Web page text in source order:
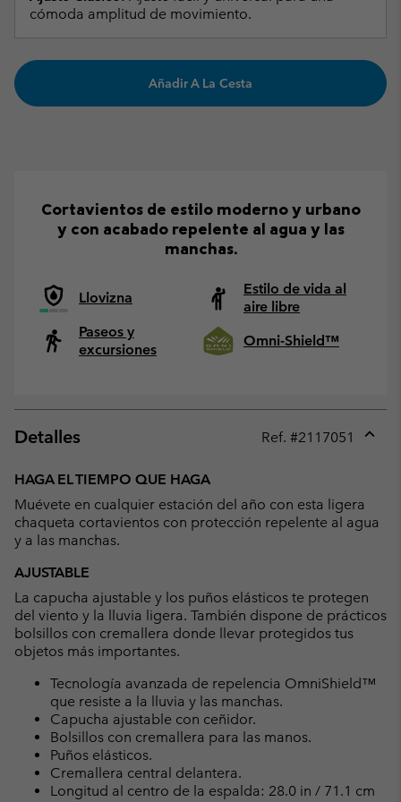
cómoda amplitud de movimiento.
Añadir A La Cesta
Cortavientos de estilo moderno y urbano
y con acabado repelente al agua y las
manchas.
Llovizna
Estilo de vida al
aire libre
Paseos y
excursiones
Omni-Shield™
Detalles Ref. #2117051
HAGA EL TIEMPO QUE HAGA
Muévete en cualquier estación del año con esta ligera
chaqueta cortavientos con protección repelente al agua
y a las manchas.
AJUSTABLE
La capucha ajustable y los puños elásticos te protegen
del viento y la lluvia ligera. También dispone de prácticos
bolsillos con cremallera donde llevar protegidos tus
objetos más importantes.
Tecnología avanzada de repelencia OmniShield™
que resiste a la lluvia y las manchas.
Capucha ajustable con ceñidor.
Bolsillos con cremallera para las manos.
Puños elásticos.
Cremallera central delantera.
Longitud al centro de la espalda: 28.0 in / 71.1 cm